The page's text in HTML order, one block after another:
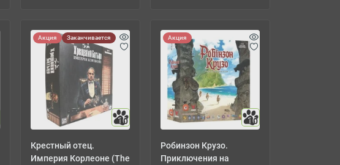
Акция Заканчивается
10
Крестный отец.
Империя Корлеоне (The
Акция
10
Робинзон Крузо.
Приключения на